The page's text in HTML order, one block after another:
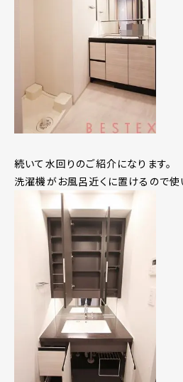
続いて水回りのご紹介になります。
洗濯機がお風呂近くに置けるので使